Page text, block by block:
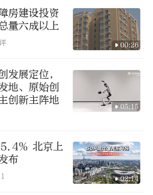
房建设投资
量六成以上
00:26
发展定位，
地、原始创
创新主阵地
05:15
北京上
布
02:14